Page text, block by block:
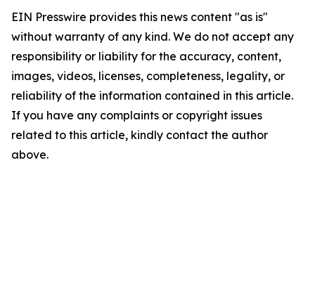
EIN Presswire provides this news content "as is"
without warranty of any kind. We do not accept any
responsibility or liability for the accuracy, content,
images, videos, licenses, completeness, legality, or
reliability of the information contained in this article.
If you have any complaints or copyright issues
related to this article, kindly contact the author
above.